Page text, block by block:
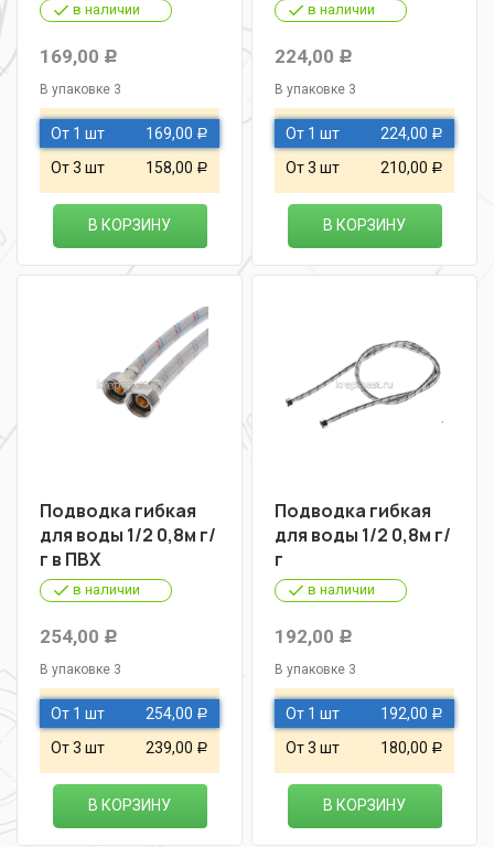
в наличии
169,00 Р
В упаковке 3
От 1 шт 169,00 Р
От 3 шт 158,00 Р
В КОРЗИНУ
в наличии
224,00 Р
В упаковке 3
От 1 шт 224,00 Р
От 3 шт 210,00 Р
В КОРЗИНУ
Подводка гибкая
для воды 1/2 0,8м г/
г в ПВХ
в наличии
254,00 Р
В упаковке 3
От 1 шт 254,00 Р
От 3 шт 239,00 Р
В КОРЗИНУ
Подводка гибкая
для воды 1/2 0,8м г/
г
в наличии
192,00 Р
В упаковке 3
От 1 шт 192,00 Р
От 3 шт 180,00 Р
В КОРЗИНУ